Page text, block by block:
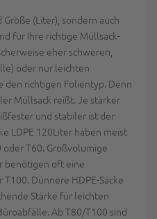
(Liter), sondern auch
für Ihre richtige Müllsack-
eher schweren,
oder nur leichten
den richtigen Folientyp. Denn
Müllsack reißt. Je stärker
und stabiler ist der
LDPE 120Liter haben meist
T60. Großvolumige
benötigen oft eine
Dünnere HDPE-Säcke
Stärke für leichten
Ab T80/T100 sind